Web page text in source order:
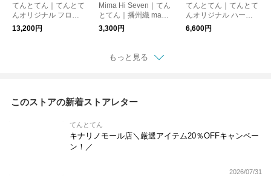
てんとてん｜てんとて
んオリジナル フロア
ラグ 140×200cm CHE
CK SPICE
13,200円
Mima Hi Seven｜てん
とてん｜播州織 make
pouch てんとてん別注
＜数量限定＞
3,300円
てんとてん｜てんとて
んオリジナル ハーフ
ラグ 100×140cm CHE
CK SPICE
6,600円
もっと見る
このストアの新着ストアレター
てんとてん
キナリノモール店＼厳選アイテム20％OFFキャンペー
ン！／
2026/07/31